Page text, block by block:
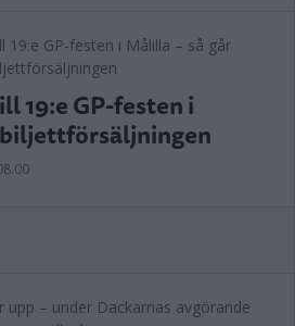
19:e GP-festen i